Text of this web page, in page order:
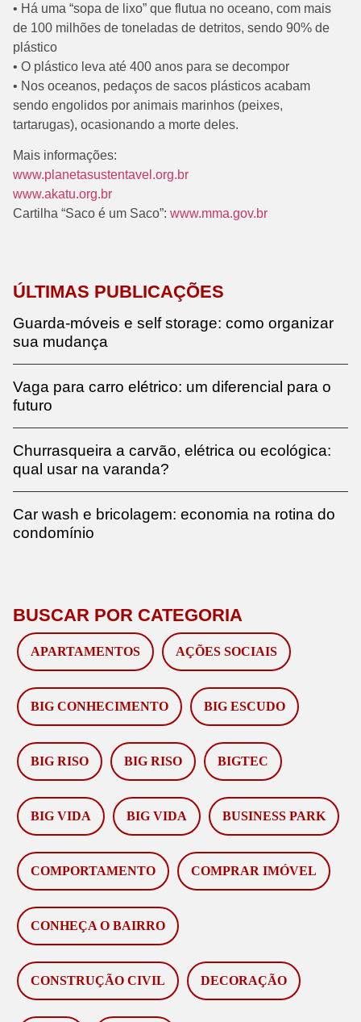
• Há uma “sopa de lixo” que flutua no oceano, com mais
de 100 milhões de toneladas de detritos, sendo 90% de
plástico
• O plástico leva até 400 anos para se decompor
• Nos oceanos, pedaços de sacos plásticos acabam
sendo engolidos por animais marinhos (peixes,
tartarugas), ocasionando a morte deles.
Mais informações:
www.planetasustentavel.org.br
www.akatu.org.br
Cartilha “Saco é um Saco”: www.mma.gov.br
ÚLTIMAS PUBLICAÇÕES
Guarda-móveis e self storage: como organizar
sua mudança
Vaga para carro elétrico: um diferencial para o
futuro
Churrasqueira a carvão, elétrica ou ecológica:
qual usar na varanda?
Car wash e bricolagem: economia na rotina do
condomínio
BUSCAR POR CATEGORIA
APARTAMENTOS AÇÕES SOCIAIS
BIG CONHECIMENTO BIG ESCUDO
BIG RISO BIG RISO BIGTEC
BIG VIDA BIG VIDA BUSINESS PARK
COMPORTAMENTO COMPRAR IMÓVEL
CONHEÇA O BAIRRO
CONSTRUÇÃO CIVIL DECORAÇÃO